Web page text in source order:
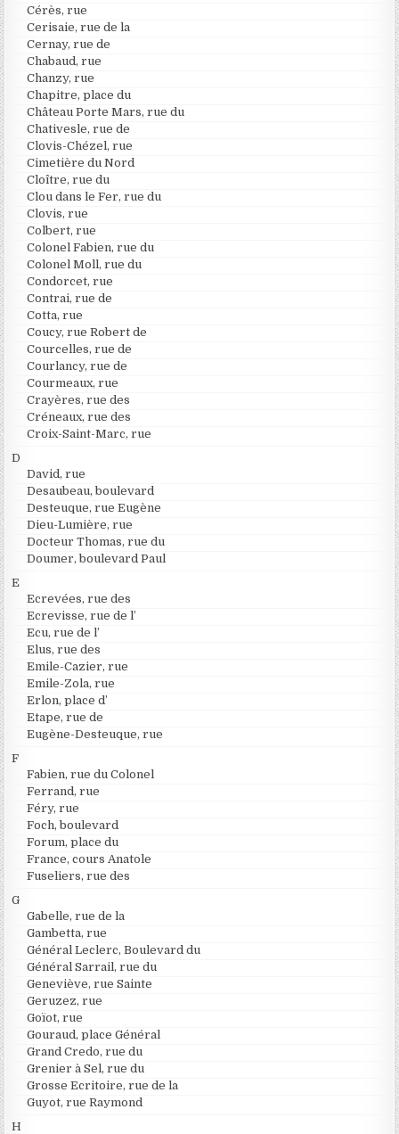
Cérès, rue
Cerisaie, rue de la
Cernay, rue de
Chabaud, rue
Chanzy, rue
Chapitre, place du
Château Porte Mars, rue du
Chativesle, rue de
Clovis-Chézel, rue
Cimetière du Nord
Cloître, rue du
Clou dans le Fer, rue du
Clovis, rue
Colbert, rue
Colonel Fabien, rue du
Colonel Moll, rue du
Condorcet, rue
Contrai, rue de
Cotta, rue
Coucy, rue Robert de
Courcelles, rue de
Courlancy, rue de
Courmeaux, rue
Crayères, rue des
Créneaux, rue des
Croix-Saint-Marc, rue
D
David, rue
Desaubeau, boulevard
Desteuque, rue Eugène
Dieu-Lumière, rue
Docteur Thomas, rue du
Doumer, boulevard Paul
E
Ecrevées, rue des
Ecrevisse, rue de l’
Ecu, rue de l’
Elus, rue des
Emile-Cazier, rue
Emile-Zola, rue
Erlon, place d’
Etape, rue de
Eugène-Desteuque, rue
F
Fabien, rue du Colonel
Ferrand, rue
Féry, rue
Foch, boulevard
Forum, place du
France, cours Anatole
Fuseliers, rue des
G
Gabelle, rue de la
Gambetta, rue
Général Leclerc, Boulevard du
Général Sarrail, rue du
Geneviève, rue Sainte
Geruzez, rue
Goïot, rue
Gouraud, place Général
Grand Credo, rue du
Grenier à Sel, rue du
Grosse Ecritoire, rue de la
Guyot, rue Raymond
H